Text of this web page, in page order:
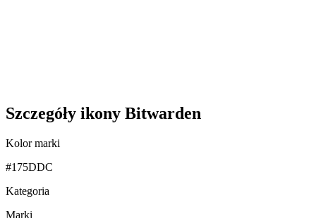
Szczegóły ikony Bitwarden
Kolor marki
#175DDC
Kategoria
Marki